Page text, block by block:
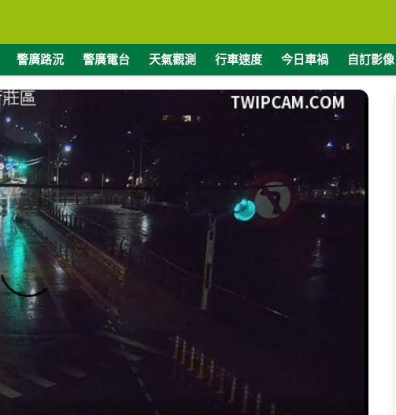
警廣路況 警廣電台 天氣觀測 行車速度 今日車禍 自訂影像